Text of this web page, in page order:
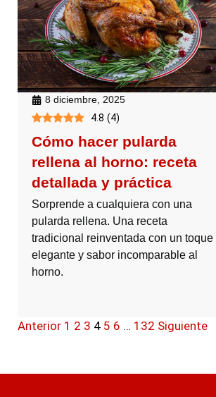
8 diciembre, 2025
4.8 (4)
Cómo hacer pularda
rellena al horno: receta
detallada y práctica
Sorprende a cualquiera con una
pularda rellena. Una receta
tradicional reinventada con un toque
elegante y sabor incomparable al
horno.
Anterior 1 2 3 4 5 6 … 132 Siguiente